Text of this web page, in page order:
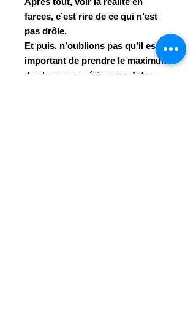
farces, c’est rire de ce qui n’est
pas drôle.
Et puis, n’oublions pas qu’il est
important de prendre le maximum
de choses au sérieux, ne fut-ce